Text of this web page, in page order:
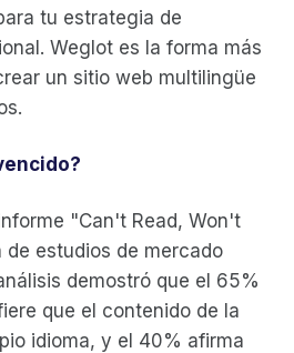
tu estrategia de
Weglot es la forma más
un sitio web multilingüe
"Can't Read, Won't
de estudios de mercado
demostró que el 65%
que el contenido de la
idioma, y el 40% afirma